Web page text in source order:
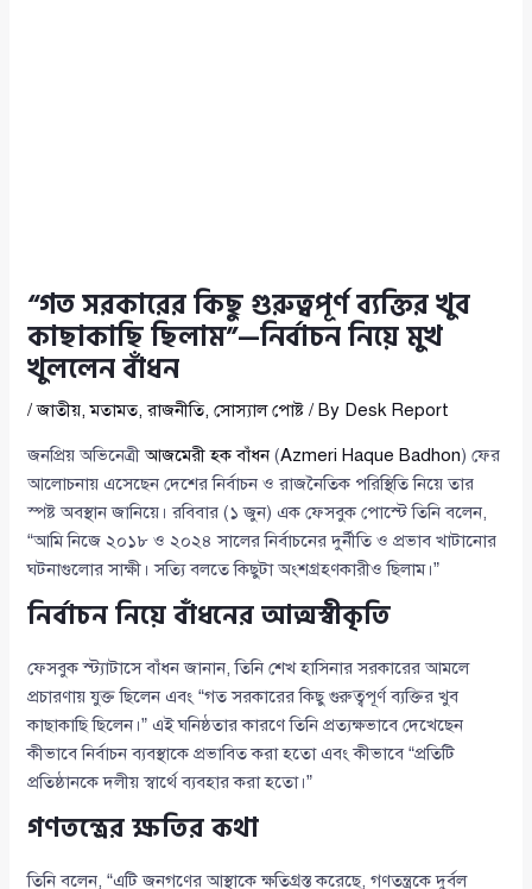
“গত সরকারের কিছু গুরুত্বপূর্ণ ব্যক্তির খুব
কাছাকাছি ছিলাম”—নির্বাচন নিয়ে মুখ
খুললেন বাঁধন
/জাতীয়,মতামত,রাজনীতি,সোস্যাল পোষ্ট / By Desk Report
জনপ্রিয় অভিনেত্রীআজমেরী হক বাঁধন(Azmeri Haque Badhon) ফের
আলোচনায় এসেছেন দেশের নির্বাচন ও রাজনৈতিক পরিস্থিতি নিয়ে তার
স্পষ্ট অবস্থান জানিয়ে। রবিবার (১ জুন) এক ফেসবুক পোস্টে তিনি বলেন,
“আমি নিজে ২০১৮ ও ২০২৪ সালের নির্বাচনের দুর্নীতি ও প্রভাব খাটানোর
ঘটনাগুলোর সাক্ষী। সত্যি বলতে কিছুটা অংশগ্রহণকারীও ছিলাম।”
নির্বাচন নিয়ে বাঁধনের আত্মস্বীকৃতি
ফেসবুক স্ট্যাটাসে বাঁধন জানান, তিনি শেখ হাসিনার সরকারের আমলে
প্রচারণায় যুক্ত ছিলেন এবং “গত সরকারের কিছু গুরুত্বপূর্ণ ব্যক্তির খুব
কাছাকাছি ছিলেন।” এই ঘনিষ্ঠতার কারণে তিনি প্রত্যক্ষভাবে দেখেছেন
কীভাবে নির্বাচন ব্যবস্থাকে প্রভাবিত করা হতো এবং কীভাবে “প্রতিটি
প্রতিষ্ঠানকে দলীয় স্বার্থে ব্যবহার করা হতো।”
গণতন্ত্রের ক্ষতির কথা
তিনি বলেন, “এটি জনগণের আস্থাকে ক্ষতিগ্রস্ত করেছে, গণতন্ত্রকে দুর্বল